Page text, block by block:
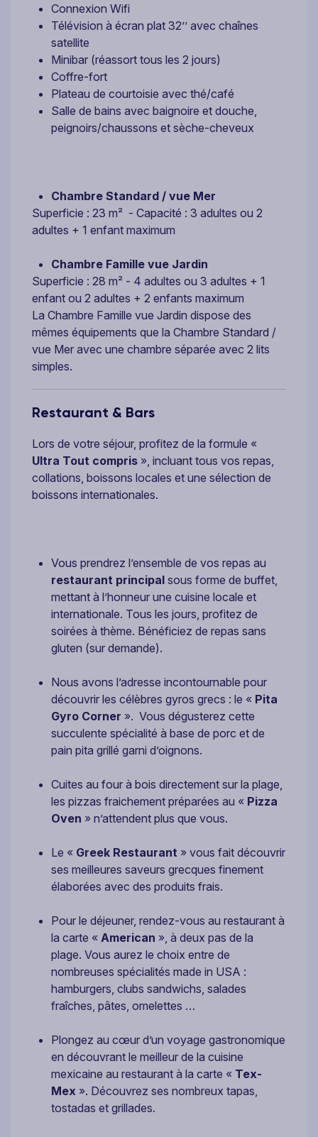
Connexion Wifi
Télévision à écran plat 32’’ avec chaînes
satellite
Minibar (réassort tous les 2 jours)
Coffre-fort
Plateau de courtoisie avec thé/café
Salle de bains avec baignoire et douche,
peignoirs/chaussons et sèche-cheveux
Chambre Standard / vue Mer
Superficie : 23 m² - Capacité : 3 adultes ou 2
adultes + 1 enfant maximum
Chambre Famille vue Jardin
Superficie : 28 m² - 4 adultes ou 3 adultes + 1
enfant ou 2 adultes + 2 enfants maximum
La Chambre Famille vue Jardin dispose des
mêmes équipements que la Chambre Standard /
vue Mer avec une chambre séparée avec 2 lits
simples.
Restaurant & Bars
Lors de votre séjour, profitez de la formule «
Ultra Tout compris », incluant tous vos repas,
collations, boissons locales et une sélection de
boissons internationales.
Vous prendrez l’ensemble de vos repas au
restaurant principal sous forme de buffet,
mettant à l’honneur une cuisine locale et
internationale. Tous les jours, profitez de
soirées à thème. Bénéficiez de repas sans
gluten (sur demande).
Nous avons l’adresse incontournable pour
découvrir les célèbres gyros grecs : le « Pita
Gyro Corner ». Vous dégusterez cette
succulente spécialité à base de porc et de
pain pita grillé garni d’oignons.
Cuites au four à bois directement sur la plage,
les pizzas fraichement préparées au « Pizza
Oven » n’attendent plus que vous.
Le « Greek Restaurant » vous fait découvrir
ses meilleures saveurs grecques finement
élaborées avec des produits frais.
Pour le déjeuner, rendez-vous au restaurant à
la carte « American », à deux pas de la
plage. Vous aurez le choix entre de
nombreuses spécialités made in USA :
hamburgers, clubs sandwichs, salades
fraîches, pâtes, omelettes …
Plongez au cœur d’un voyage gastronomique
en découvrant le meilleur de la cuisine
mexicaine au restaurant à la carte « Tex-
Mex ». Découvrez ses nombreux tapas,
tostadas et grillades.